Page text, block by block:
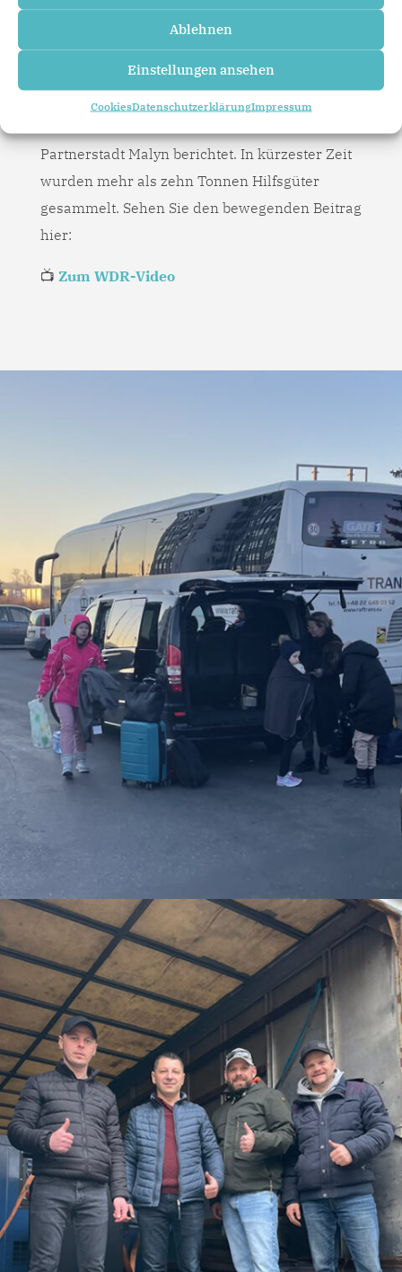
Ablehnen
Einstellungen ansehen
CookiesDatenschutzerklärungImpressum
Der WDR hat über die große Hilfsbereitschaft
Partnerstadt Malyn berichtet. In kürzester Zeit
wurden mehr als zehn Tonnen Hilfsgüter
gesammelt. Sehen Sie den bewegenden Beitrag
hier:
📺 Zum WDR-Video